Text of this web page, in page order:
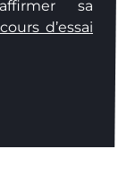
sa
cours d’essai